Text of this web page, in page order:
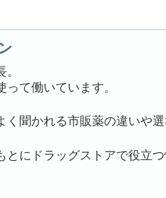
て働いています。
く聞かれる市販薬の違いや
とにドラッグストアで役立つ